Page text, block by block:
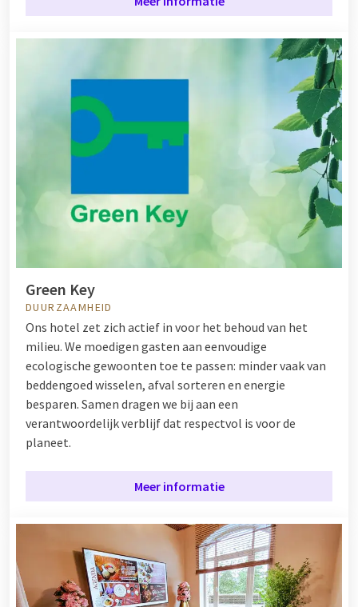
Green Key
DUURZAAMHEID
Ons hotel zet zich actief in voor het behoud van het
milieu. We moedigen gasten aan eenvoudige
ecologische gewoonten toe te passen: minder vaak van
beddengoed wisselen, afval sorteren en energie
besparen. Samen dragen we bij aan een
verantwoordelijk verblijf dat respectvol is voor de
planeet.
Meer informatie